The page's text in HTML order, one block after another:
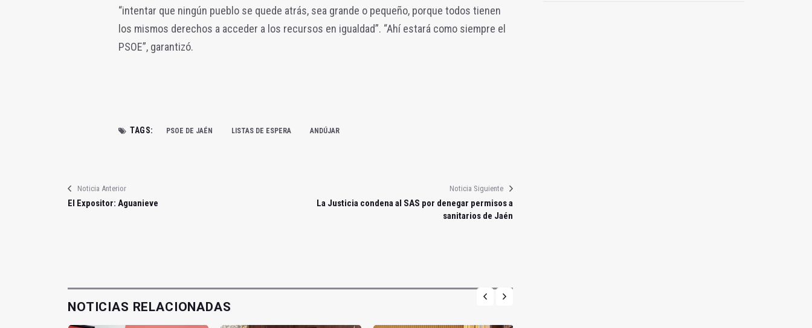
“intentar que ningún pueblo se quede atrás, sea grande o pequeño, porque todos tienen
los mismos derechos a acceder a los recursos en igualdad”. “Ahí estará como siempre el
PSOE”, garantizó.
TAGS: PSOE DE JAÉN LISTAS DE ESPERA ANDÚJAR
Noticia Anterior
El Expositor: Aguanieve
Noticia Siguiente
La Justicia condena al SAS por denegar permisos a
sanitarios de Jaén
NOTICIAS RELACIONADAS